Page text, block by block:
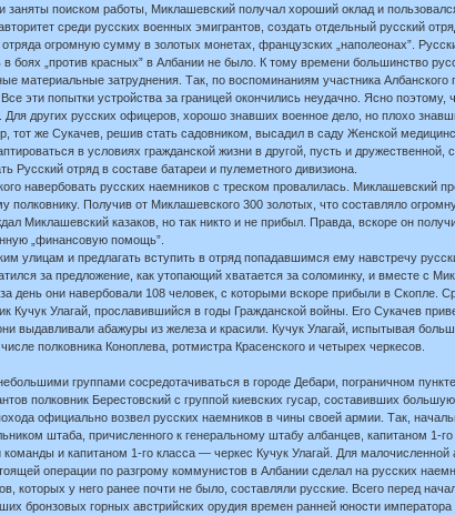
поиском работы, Миклашевский получал хороший оклад и
среди русских военных эмигрантов, создать отдельный русский
огромную сумму в золотых монетах, французских „наполеонах”.
боях „против красных” в Албании не было. К тому времени большинство
материальные затруднения. Так, по воспоминаниям участника
эти попытки устройства за границей окончились неудачно. Ясно
других русских офицеров, хорошо знавших военное дело, но плохо
тот же Сукачев, решив стать садовником, высадил в саду Женской
в условиях гражданской жизни в другой, пусть и
Русский отряд в составе батареи и пулеметного дивизиона.
навербовать русских наемников с треском провалилась.
полковнику. Получив от Миклашевского 300 золотых, что составляло
Миклашевский казаков, но так никто и не прибыл. Правда, вскоре он
„финансовую помощь”.
улицам и предлагать вступить в отряд попадавшимся ему навстречу
за предложение, как утопающий хватается за соломинку, и вместе с
день они навербовали 108 человек, с которыми вскоре прибыли в Скопле.
Кучук Улагай, прославившийся в годы Гражданской войны. Его Сукачев
выдавливали абажуры из железа и красили. Кучук Улагай, испытывая
полковника Коноплева, ротмистра Красенского и четырех черкесов.
группами сосредотачиваться в городе Дебари, пограничном
полковник Берестовский с группой киевских гусар, составивших
официально возвел русских наемников в чины своей армии. Так,
штаба, причисленного к генеральному штабу албанцев, капитаном 1-
и капитаном 1-го класса — черкес Кучук Улагай. Для
операции по разгрому коммунистов в Албании сделал на русских
которых у него ранее почти не было, составляли русские. Всего перед
бронзовых горных австрийских орудия времен ранней юности